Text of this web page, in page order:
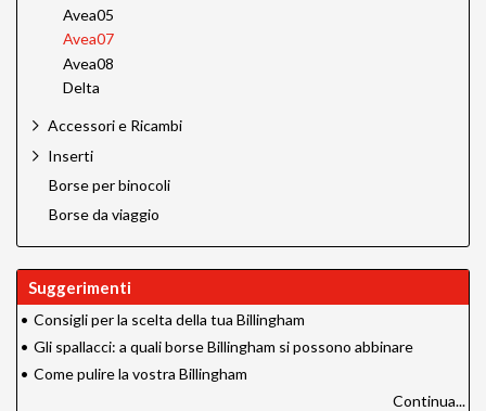
Avea05
Avea07
Avea08
Delta
Accessori e Ricambi
Inserti
Borse per binocoli
Borse da viaggio
Suggerimenti
• Consigli per la scelta della tua Billingham
• Gli spallacci: a quali borse Billingham si possono abbinare
• Come pulire la vostra Billingham
Continua...